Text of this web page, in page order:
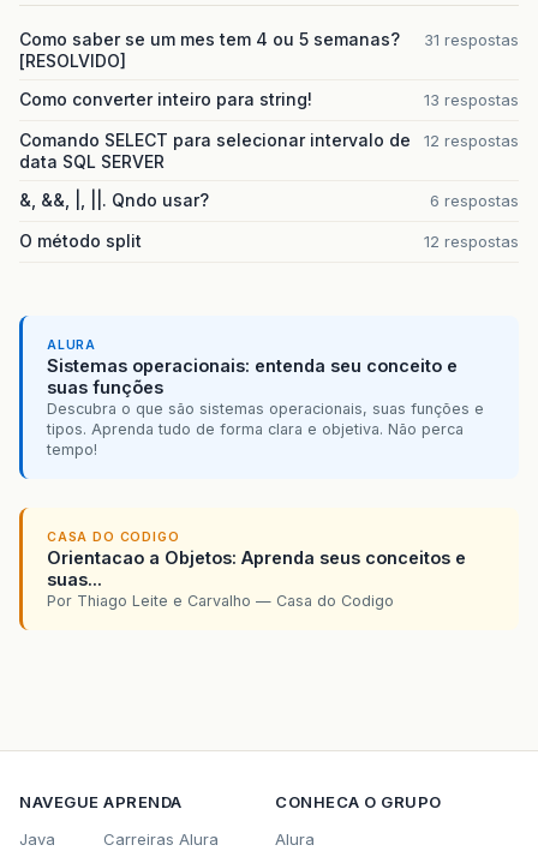
Como saber se um mes tem 4 ou 5 semanas?
[RESOLVIDO]
31 respostas
Como converter inteiro para string! 13 respostas
Comando SELECT para selecionar intervalo de
data SQL SERVER
12 respostas
&, &&, |, ||. Qndo usar? 6 respostas
O método split 12 respostas
ALURA
Sistemas operacionais: entenda seu conceito e
suas funções
Descubra o que são sistemas operacionais, suas funções e
tipos. Aprenda tudo de forma clara e objetiva. Não perca
tempo!
CASA DO CODIGO
Orientacao a Objetos: Aprenda seus conceitos e
suas...
Por Thiago Leite e Carvalho — Casa do Codigo
NAVEGUE
Java
APRENDA
Carreiras Alura
CONHECA O GRUPO
Alura